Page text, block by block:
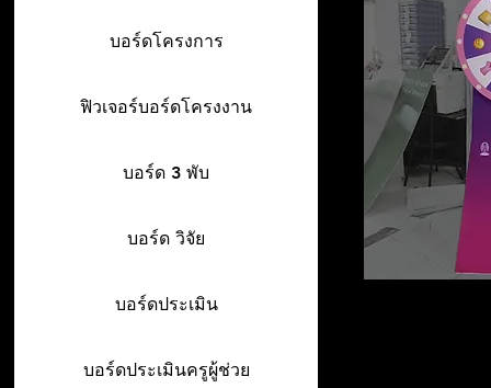
บอร์ดโครงการ
ฟิวเจอร์บอร์ดโครงงาน
บอร์ด 3 พับ
บอร์ด วิจัย
บอร์ดประเมิน
บอร์ดประเมินครูผู้ช่วย